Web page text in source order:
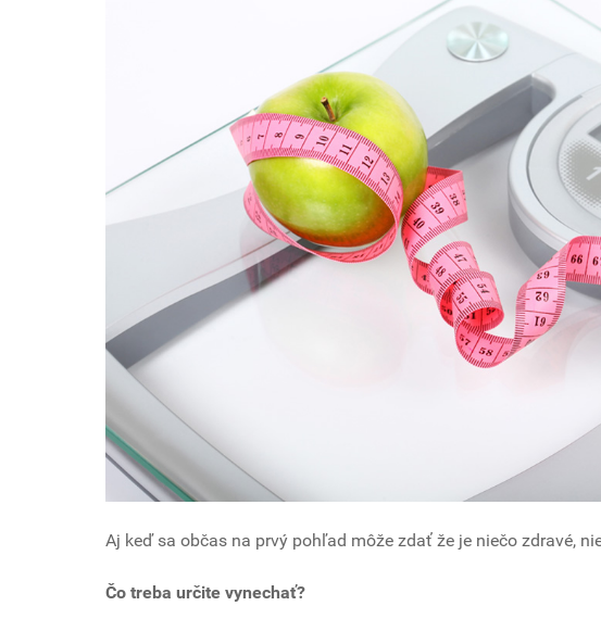
Aj keď sa občas na prvý pohľad môže zdať že je niečo zdravé,
Čo treba určite vynechať?